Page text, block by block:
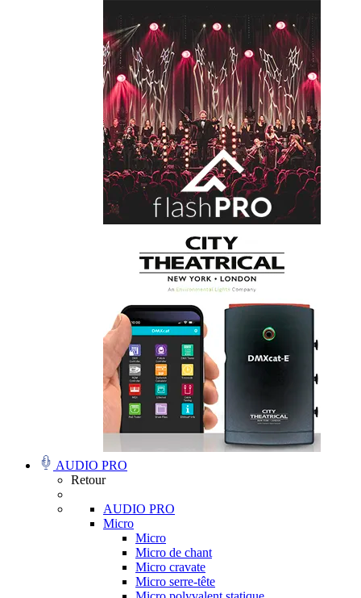
AUDIO PRO
Retour
AUDIO PRO
Micro
Micro
Micro de chant
Micro cravate
Micro serre-tête